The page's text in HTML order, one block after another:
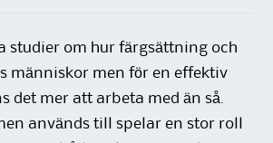
studier om hur färgsättning och
människor men för en effektiv
det mer att arbeta med än så.
används till spelar en stor roll